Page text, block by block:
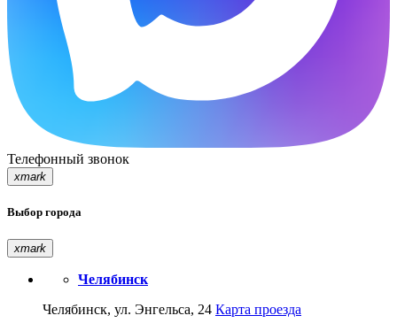
Телефонный звонок
xmark
Выбор города
xmark
Челябинск
Челябинск, ул. Энгельса, 24 Карта проезда